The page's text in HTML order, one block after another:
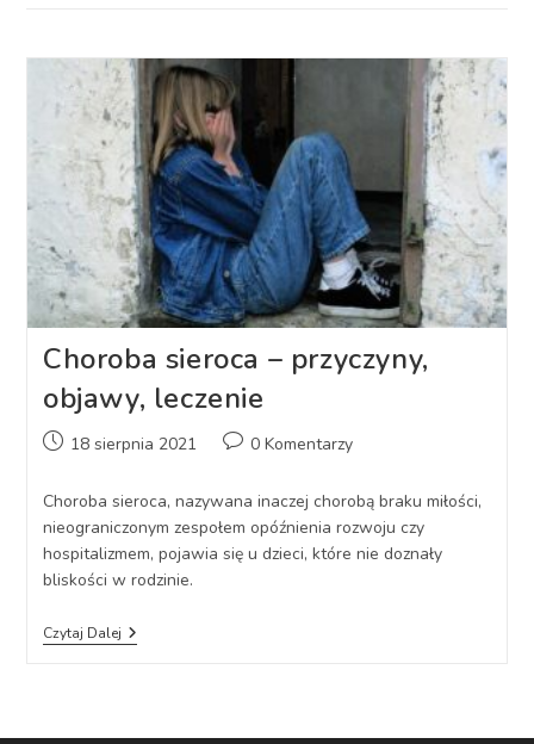
Choroba sieroca – przyczyny,
objawy, leczenie
Post18 sierpnia 2021
Post0 Komentarzy
Choroba sieroca, nazywana inaczej chorobą braku miłości,
nieograniczonym zespołem opóźnienia rozwoju czy
hospitalizmem, pojawia się u dzieci, które nie doznały
bliskości w rodzinie.
Czytaj DalejChoroba
Sieroca